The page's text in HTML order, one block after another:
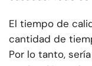
El tiempo de
cantidad de
Por lo tanto,